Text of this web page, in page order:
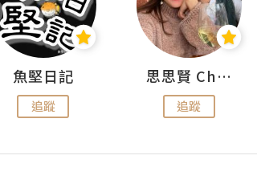
魚堅日記
追蹤
思思賢 ChillMyBabe
追蹤